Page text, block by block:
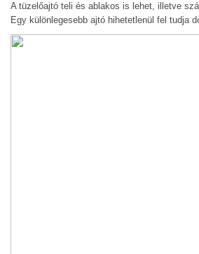
A tüzelőajtó teli és ablakos is lehet, illetve
Egy különlegesebb ajtó hihetetlenül fel tudja